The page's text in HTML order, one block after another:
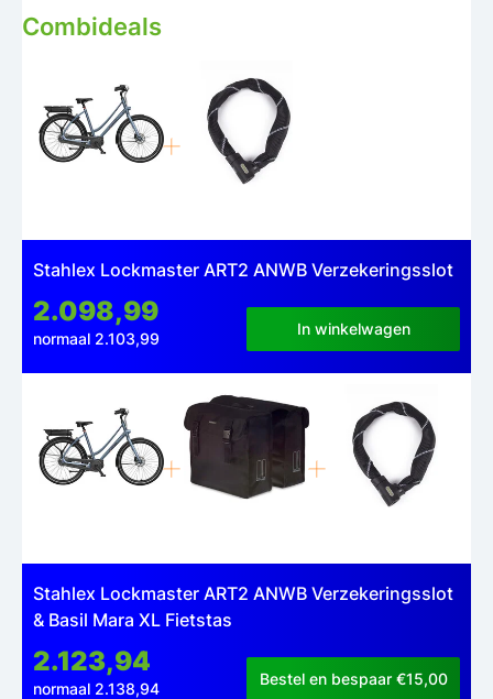
Combideals
Stahlex Lockmaster ART2 ANWB Verzekeringsslot
2.098,99
normaal 2.103,99
In winkelwagen
Stahlex Lockmaster ART2 ANWB Verzekeringsslot
& Basil Mara XL Fietstas
2.123,94
normaal 2.138,94
Bestel en bespaar €15,00